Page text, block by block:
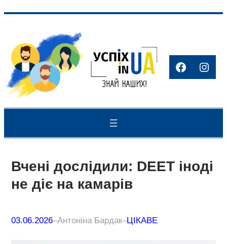
вмісту
Facebook
Вчені дослідили: DEET іноді
не діє на камарів
03.06.2026–Антоніна Бардак–ЦІКАВЕ